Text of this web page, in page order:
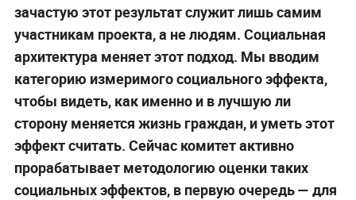
зачастую этот результат служит лишь самим
участникам проекта, а не людям. Социальная
архитектура меняет этот подход. Мы вводим
категорию измеримого социального эффекта,
чтобы видеть, как именно и в лучшую ли
сторону меняется жизнь граждан, и уметь этот
эффект считать. Сейчас комитет активно
прорабатывает методологию оценки таких
социальных эффектов, в первую очередь — для